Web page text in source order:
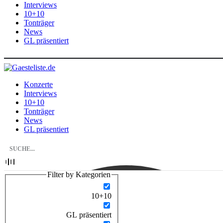
Interviews
10+10
Tonträger
News
GL präsentiert
Konzerte
Interviews
10+10
Tonträger
News
GL präsentiert
Filter by Kategorien
10+10
GL präsentiert